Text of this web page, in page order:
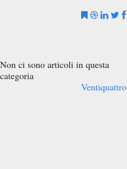
Non ci sono articoli in questa
categoria
Ventiquattro